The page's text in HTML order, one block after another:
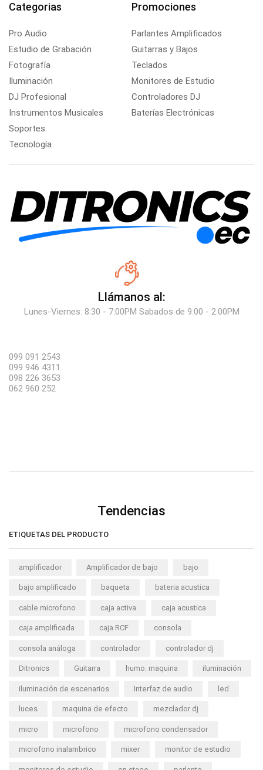
Categorias
Pro Audio
Estudio de Grabación
Fotografía
Iluminación
DJ Profesional
Instrumentos Musicales
Soportes
Tecnología
Promociones
Parlantes Amplificados
Guitarras y Bajos
Teclados
Monitores de Estudio
Controladores DJ
Baterías Electrónicas
Llámanos al:
Lunes-Viernes: 8:30 - 7:00PM Sabados de 9:00 - 2:00PM
099 091 2543
099 946 4311
098 226 3653
062 960 252
Tendencias
ETIQUETAS DEL PRODUCTO
amplificador Amplificador de bajo bajo
bajo amplificado baqueta bateria acustica
cable microfono caja activa caja acustica
caja amplificada caja RCF consola
consola análoga controlador controlador dj
Ditronics Guitarra humo. maquina iluminación
iluminación de escenarios Interfaz de audio led
luces maquina de efecto mezclador dj
micro microfono microfono condensador
microfono inalambrico mixer monitor de estudio